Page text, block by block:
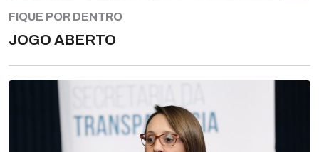
FIQUE POR DENTRO
JOGO ABERTO